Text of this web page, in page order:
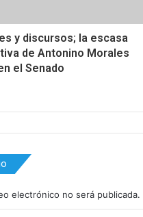
y discursos; la escasa
de Antonino Morales
el Senado
electrónico no será publicada.